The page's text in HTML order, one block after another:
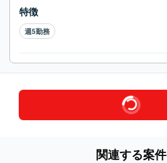
特徴
週5勤務
関連する案件